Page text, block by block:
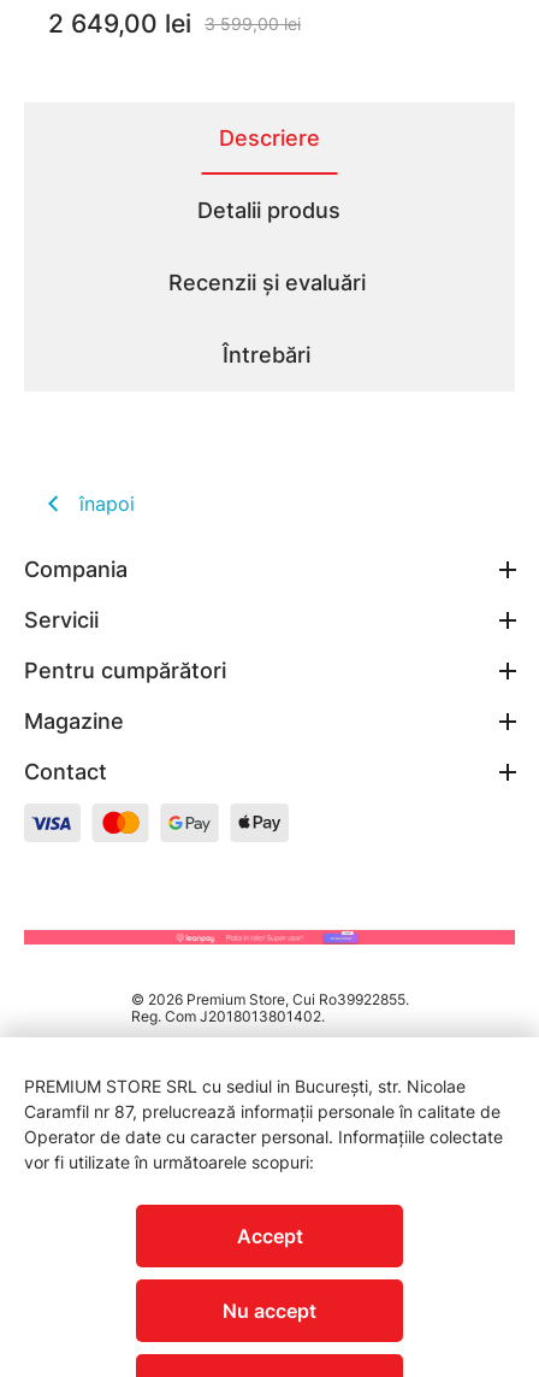
2 649,00 lei 3 599,00 lei
Descriere
Detalii produs
Recenzii și evaluări
Întrebări
înapoi
Compania
Servicii
Pentru cumpărători
Magazine
Contact
© 2026 Premium Store, Cui Ro39922855.
Reg. Com J2018013801402.
PREMIUM STORE SRL cu sediul in București, str. Nicolae
Caramfil nr 87, prelucrează informații personale în calitate de
Operator de date cu caracter personal. Informațiile colectate
vor fi utilizate în următoarele scopuri:
Accept
Nu accept